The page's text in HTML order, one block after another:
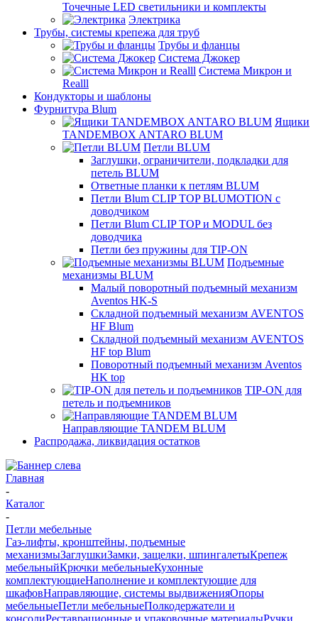
Точечные LED светильники и комплекты
Электрика
Трубы, системы крепежа для труб
Трубы и фланцы
Система Джокер
Система Микрон и
Realll
Кондукторы и шаблоны
Фурнитура Blum
Ящики
TANDEMBOX ANTARO BLUM
Петли BLUM
Заглушки, ограничители, подкладки для
петель BLUM
Ответные планки к петлям BLUM
Петли Blum CLIP TOP BLUMOTION с
доводчиком
Петли Blum CLIP TOP и MODUL без
доводчика
Петли без пружины для TIP-ON
Подъемные
механизмы BLUM
Малый поворотный подъемный механизм
Aventos HK-S
Складной подъемный механизм AVENTOS
HF Blum
Складной подъемный механизм AVENTOS
HF top Blum
Поворотный подъемный механизм Aventos
HK top
TIP-ON для
петель и подъемников
Направляющие TANDEM BLUM
Распродажа, ликвидация остатков
Главная
-
Каталог
-
Петли мебельные
Газ-лифты, кронштейны, подъемные
механизмыЗаглушкиЗамки, защелки, шпингалетыКрепеж
мебельныйКрючки мебельныеКухонные
комплектующиеНаполнение и комплектующие для
шкафовНаправляющие, системы выдвиженияОпоры
мебельныеПетли мебельныеПолкодержатели и
консолиРеставрационные и упаковочные материалыРучки